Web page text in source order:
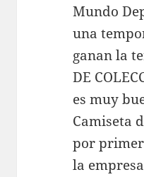
Mundo
una
ganan la
DE
es muy
Camiseta
por
la